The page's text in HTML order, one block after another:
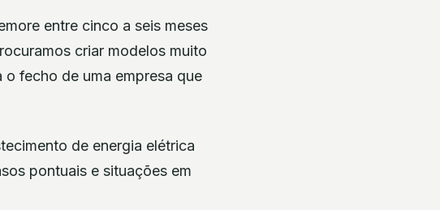
entre cinco a seis meses
criar modelos muito
fecho de uma empresa que
de energia elétrica
pontuais e situações em